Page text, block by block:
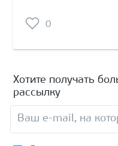
0
Хотите получать
рассылку